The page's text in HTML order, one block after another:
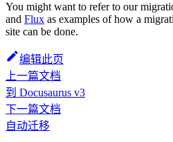
You might want to refer to our
and Flux as examples of how a
site can be done.
编辑此页
上一篇文档
到 Docusaurus v3
下一篇文档
自动迁移